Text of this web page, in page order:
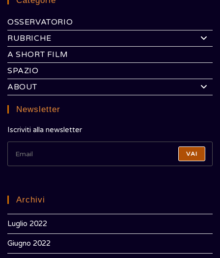
OSSERVATORIO
RUBRICHE
A SHORT FILM
SPAZIO
ABOUT
Newsletter
Iscriviti alla newsletter
VAI
Archivi
Luglio 2022
Giugno 2022